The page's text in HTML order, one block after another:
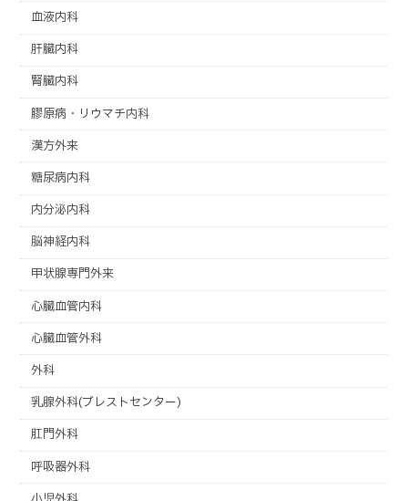
血液内科
肝臓内科
腎臓内科
膠原病・リウマチ内科
漢方外来
糖尿病内科
内分泌内科
脳神経内科
甲状腺専門外来
心臓血管内科
心臓血管外科
外科
乳腺外科(ブレストセンター)
肛門外科
呼吸器外科